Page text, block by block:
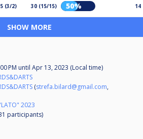
5 (3/2) 30 (15/15) 50% 14
SHOW MORE
PM until Apr 13, 2023 (Local time)
(strefa.bilard@gmail.com,
2023
participants)